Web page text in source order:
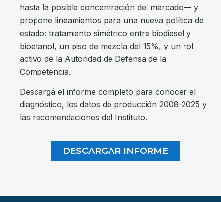
hasta la posible concentración del mercado— y
propone lineamientos para una nueva política de
estado: tratamiento simétrico entre biodiesel y
bioetanol, un piso de mezcla del 15%, y un rol
activo de la Autoridad de Defensa de la
Competencia.
Descargá el informe completo para conocer el
diagnóstico, los datos de producción 2008-2025 y
las recomendaciones del Instituto.
DESCARGAR INFORME